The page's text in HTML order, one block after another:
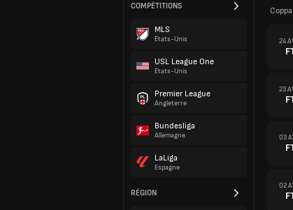
COMPÉTITIONS
MLS
États-Unis
USL League One
États-Unis
Premier League
Angleterre
Bundesliga
Allemagne
LaLiga
Espagne
RÉGION
24
23
03
02